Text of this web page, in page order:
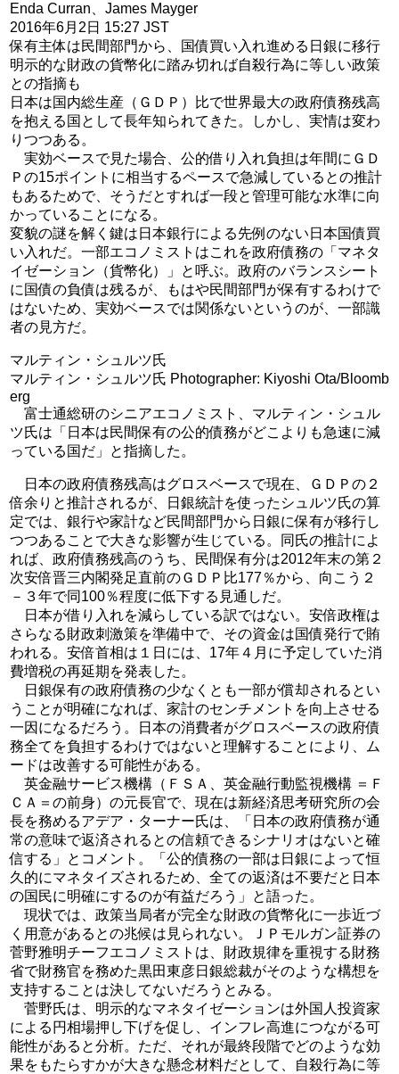
Enda Curran、James Mayger
2016年6月2日 15:27 JST
保有主体は民間部門から、国債買い入れ進める日銀に移行
明示的な財政の貨幣化に踏み切れば自殺行為に等しい政策
との指摘も
日本は国内総生産（ＧＤＰ）比で世界最大の政府債務残高
を抱える国として長年知られてきた。しかし、実情は変わ
りつつある。
実効ベースで見た場合、公的借り入れ負担は年間にＧＤ
Ｐの15ポイントに相当するペースで急減しているとの推計
もあるためで、そうだとすれば一段と管理可能な水準に向
かっていることになる。
変貌の謎を解く鍵は日本銀行による先例のない日本国債買
い入れだ。一部エコノミストはこれを政府債務の「マネタ
イゼーション（貨幣化）」と呼ぶ。政府のバランスシート
に国債の負債は残るが、もはや民間部門が保有するわけで
はないため、実効ベースでは関係ないというのが、一部識
者の見方だ。
マルティン・シュルツ氏
マルティン・シュルツ氏 Photographer: Kiyoshi Ota/Bloomb
erg
富士通総研のシニアエコノミスト、マルティン・シュル
ツ氏は「日本は民間保有の公的債務がどこよりも急速に減
っている国だ」と指摘した。
日本の政府債務残高はグロスベースで現在、ＧＤＰの２
倍余りと推計されるが、日銀統計を使ったシュルツ氏の算
定では、銀行や家計など民間部門から日銀に保有が移行し
つつあることで大きな影響が生じている。同氏の推計によ
れば、政府債務残高のうち、民間保有分は2012年末の第２
次安倍晋三内閣発足直前のＧＤＰ比177％から、向こう２
－３年で同100％程度に低下する見通しだ。
日本が借り入れを減らしている訳ではない。安倍政権は
さらなる財政刺激策を準備中で、その資金は国債発行で賄
われる。安倍首相は１日には、17年４月に予定していた消
費増税の再延期を発表した。
日銀保有の政府債務の少なくとも一部が償却されるとい
うことが明確になれば、家計のセンチメントを向上させる
一因になるだろう。日本の消費者がグロスベースの政府債
務全てを負担するわけではないと理解することにより、ム
ードは改善する可能性がある。
英金融サービス機構（ＦＳＡ、英金融行動監視機構 ＝Ｆ
ＣＡ＝の前身）の元長官で、現在は新経済思考研究所の会
長を務めるアデア・ターナー氏は、「日本の政府債務が通
常の意味で返済されるとの信頼できるシナリオはないと確
信する」とコメント。「公的債務の一部は日銀によって恒
久的にマネタイズされるため、全ての返済は不要だと日本
の国民に明確にするのが有益だろう」と語った。
現状では、政策当局者が完全な財政の貨幣化に一歩近づ
く用意があるとの兆候は見られない。ＪＰモルガン証券の
菅野雅明チーフエコノミストは、財政規律を重視する財務
省で財務官を務めた黒田東彦日銀総裁がそのような構想を
支持することは決してないだろうとみる。
菅野氏は、明示的なマネタイゼーションは外国人投資家
による円相場押し下げを促し、インフレ高進につながる可
能性があると分析。ただ、それが最終段階でどのような効
果をもたらすかが大きな懸念材料だとして、自殺行為に等